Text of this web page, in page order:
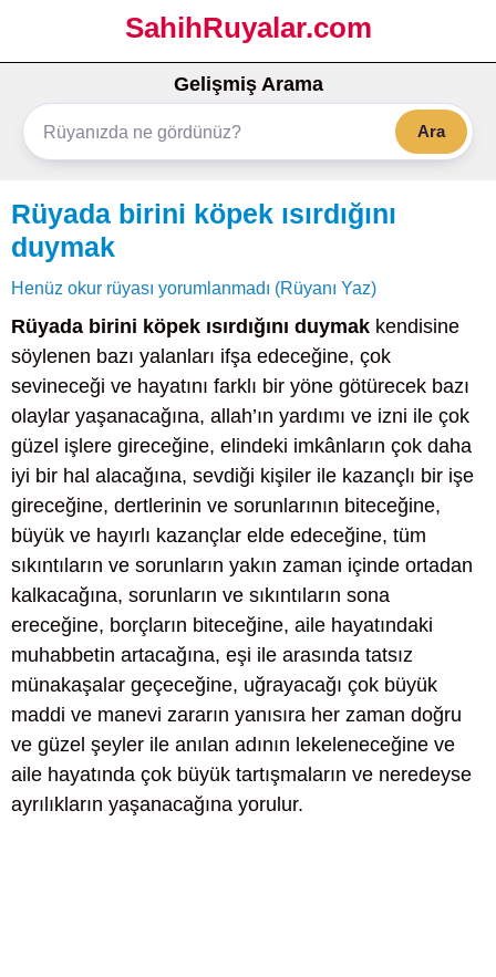
SahihRuyalar.com
Gelişmiş Arama
Ara
Rüyada birini köpek ısırdığını
duymak
Henüz okur rüyası yorumlanmadı (Rüyanı Yaz)
Rüyada birini köpek ısırdığını duymak kendisine
söylenen bazı yalanları ifşa edeceğine, çok
sevineceği ve hayatını farklı bir yöne götürecek bazı
olaylar yaşanacağına, allah’ın yardımı ve izni ile çok
güzel işlere gireceğine, elindeki imkânların çok daha
iyi bir hal alacağına, sevdiği kişiler ile kazançlı bir işe
gireceğine, dertlerinin ve sorunlarının biteceğine,
büyük ve hayırlı kazançlar elde edeceğine, tüm
sıkıntıların ve sorunların yakın zaman içinde ortadan
kalkacağına, sorunların ve sıkıntıların sona
ereceğine, borçların biteceğine, aile hayatındaki
muhabbetin artacağına, eşi ile arasında tatsız
münakaşalar geçeceğine, uğrayacağı çok büyük
maddi ve manevi zararın yanısıra her zaman doğru
ve güzel şeyler ile anılan adının lekeleneceğine ve
aile hayatında çok büyük tartışmaların ve neredeyse
ayrılıkların yaşanacağına yorulur.